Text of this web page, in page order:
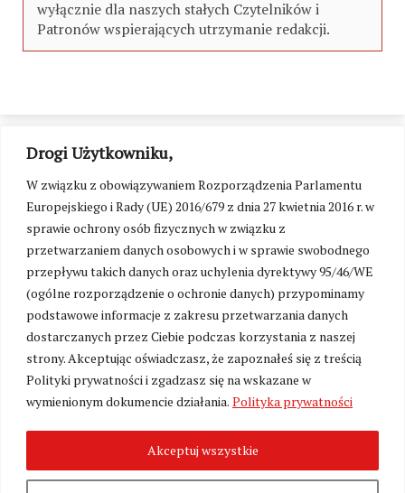
Drogi Użytkowniku,
W związku z obowiązywaniem Rozporządzenia Parlamentu
Europejskiego i Rady (UE) 2016/679 z dnia 27 kwietnia 2016 r. w
sprawie ochrony osób fizycznych w związku z
przetwarzaniem danych osobowych i w sprawie swobodnego
przepływu takich danych oraz uchylenia dyrektywy 95/46/WE
(ogólne rozporządzenie o ochronie danych) przypominamy
podstawowe informacje z zakresu przetwarzania danych
dostarczanych przez Ciebie podczas korzystania z naszej
strony. Akceptując oświadczasz, że zapoznałeś się z treścią
Polityki prywatności i zgadzasz się na wskazane w
wymienionym dokumencie działania. Polityka prywatności
Akceptuj wszystkie
wyłącznie dla naszych stałych Czytelników i
Patronów wspierających utrzymanie redakcji.
Zmień ustawienia cookies
2026. Wszelkie Prawa Zastrzeżone.
Polityka prywatności